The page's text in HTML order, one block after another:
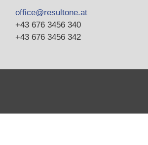
office@resultone.at
+43 676 3456 340
+43 676 3456 342